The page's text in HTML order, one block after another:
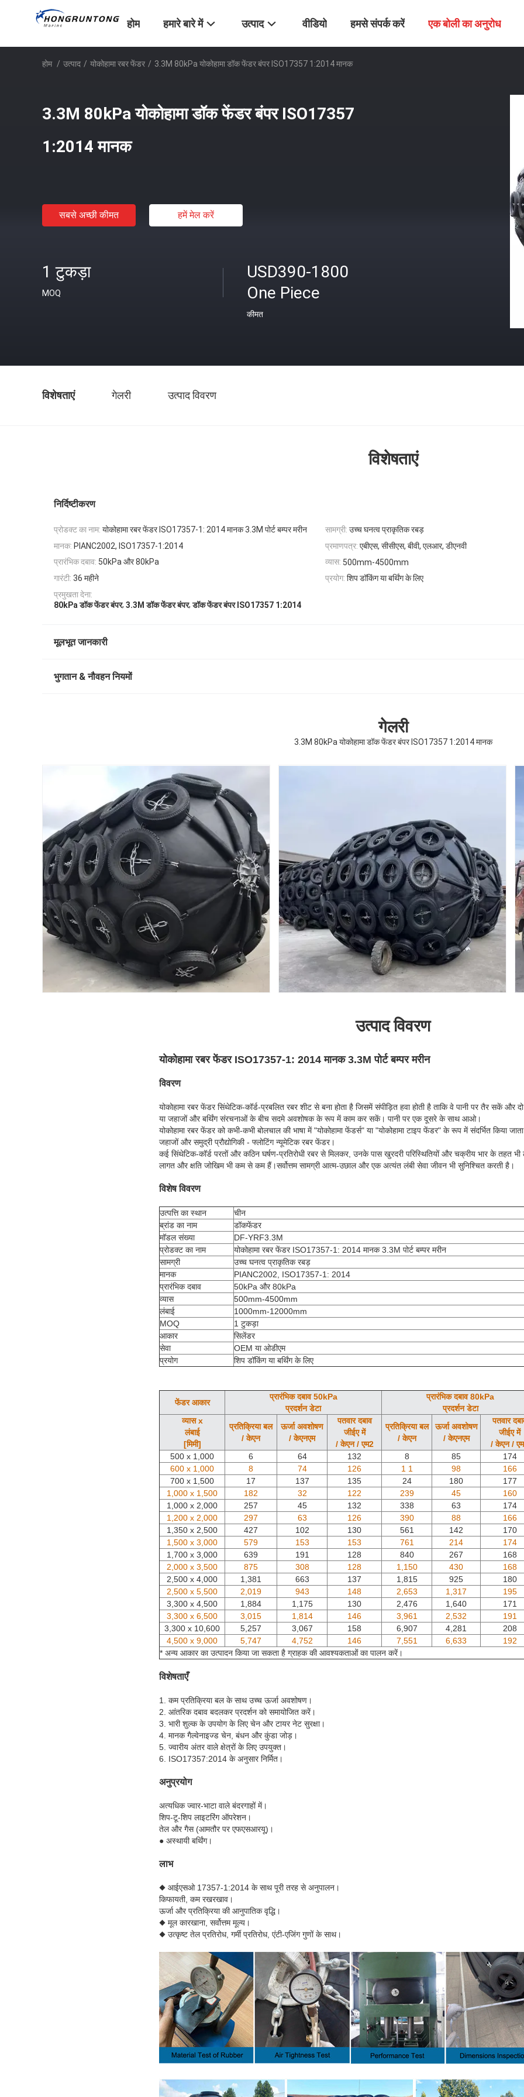
होम हमारे बारे में उत्पाद वीडियो हमसे संपर्क करें एक बोली का अनुरोध
होम / उत्पाद / योकोहामा रबर फेंडर / 3.3M 80kPa योकोहामा डॉक फेंडर बंपर ISO17357 1:2014 मानक
3.3M 80kPa योकोहामा डॉक फेंडर बंपर ISO17357
1:2014 मानक
सबसे अच्छी कीमत हमें मेल करें
1 टुकड़ा
MOQ
USD390-1800
One Piece
कीमत
विशेषताएं गेलरी उत्पाद विवरण
विशेषताएं
निर्दिष्टीकरण
प्रोडक्ट का नाम: योकोहामा रबर फेंडर ISO17357-1: 2014 मानक 3.3M पोर्ट बम्पर मरीन सामग्री: उच्च घनत्व प्राकृतिक रबड़
मानक: PIANC2002, ISO17357-1:2014 प्रमाणपत्र: एबीएस, सीसीएस, बीवी, एलआर, डीएनवी
प्रारंभिक दबाव: 50kPa और 80kPa व्यास: 500mm-4500mm
गारंटी: 36 महीने प्रयोग: शिप डॉकिंग या बर्थिंग के लिए
प्रमुखता देना:
80kPa डॉक फेंडर बंपर, 3.3M डॉक फेंडर बंपर,डॉक फेंडर बंपर ISO17357 1:2014
मूलभूत जानकारी
भुगतान & नौवहन नियमों
गेलरी
3.3M 80kPa योकोहामा डॉक फेंडर बंपर ISO17357 1:2014 मानक
उत्पाद विवरण
योकोहामा रबर फेंडर ISO17357-1: 2014 मानक 3.3M पोर्ट बम्पर मरीन
विवरण
योकोहामा रबर फेंडर सिंथेटिक-कॉर्ड-प्रबलित रबर शीट से बना होता है जिसमें संपीड़ित हवा होती है ताकि वे पानी पर तैर सकें
या जहाजों और बर्थिंग संरचनाओं के बीच सदमे अवशोषक के रूप में काम कर सकें। पानी पर एक दूसरे के साथ आओ।
योकोहामा रबर फेंडर को कभी-कभी बोलचाल की भाषा में "योकोहामा फेंडर्स" या "योकोहामा टाइप फेंडर" के रूप में संदर्भित
जहाजों और समुद्री प्रौद्योगिकी - फ्लोटिंग न्यूमेटिक रबर फेंडर।
कई सिंथेटिक-कॉर्ड परतों और कठिन घर्षण-प्रतिरोधी रबर से मिलकर, उनके पास खुरदरी परिस्थितियों और चक्रीय भार के तहत भी
लागत और क्षति जोखिम भी कम से कम हैं।सर्वोत्तम सामग्री आत्म-उछाल और एक अत्यंत लंबी सेवा जीवन भी सुनिश्चित करती है।
विशेष विवरण
उत्पत्ति का स्थान
चीन
ब्रांड का नाम
डॉकफेंडर
मॉडल संख्या
DF-YRF3.3M
प्रोडक्ट का नाम
योकोहामा रबर फेंडर ISO17357-1: 2014 मानक 3.3M पोर्ट बम्पर मरीन
सामग्री
उच्च घनत्व प्राकृतिक रबड़
मानक
PIANC2002, ISO17357-1: 2014
प्रारंभिक दबाव
50kPa और 80kPa
व्यास
500mm-4500mm
लंबाई
1000mm-12000mm
MOQ
1 टुकड़ा
आकार
सिलेंडर
सेवा
OEM या ओडीएम
प्रयोग
शिप डॉकिंग या बर्थिंग के लिए
फेंडर आकार
प्रारंभिक दबाव 50kPa
प्रदर्शन डेटा
प्रारंभिक दबाव 80kPa
प्रदर्शन डेटा
व्यास x
लंबाई
[मिमी]
प्रतिक्रिया बल
/ केएन
ऊर्जा अवशोषण
/ केएनएम
पतवार दबाव
जीईए में
/ केएन / एम2
प्रतिक्रिया बल
/ केएन
ऊर्जा अवशोषण
/ केएनएम
पतवार
जीईए में
/ केएन /
500 x 1,000
6 64 132 8 85
174
600 x 1,000
8 74 126 1 1 98
166
700 x 1,500
17 137 135 24 180
177
1,000 x 1,500
182 32 122 239 45
160
1,000 x 2,000
257 45 132 338 63
174
1,200 x 2,000
297 63 126 390 88
166
1,350 x 2,500
427 102 130 561 142
170
1,500 x 3,000
579 153 153 761 214
174
1,700 x 3,000
639 191 128 840 267
168
2,000 x 3,500
875 308 128 1,150 430
168
2,500 x 4,000
1,381 663 137 1,815 925
180
2,500 x 5,500
2,019 943 148 2,653 1,317
195
3,300 x 4,500
1,884 1,175 130 2,476 1,640
171
3,300 x 6,500
3,015 1,814 146 3,961 2,532
191
3,300 x 10,600
5,257 3,067 158 6,907 4,281
208
4,500 x 9,000
5,747 4,752 146 7,551 6,633
192
* अन्य आकार का उत्पादन किया जा सकता है ग्राहक की आवश्यकताओं का पालन करें।
विशेषताएँ
1. कम प्रतिक्रिया बल के साथ उच्च ऊर्जा अवशोषण।
2. आंतरिक दबाव बदलकर प्रदर्शन को समायोजित करें।
3. भारी शुल्क के उपयोग के लिए चेन और टायर नेट सुरक्षा।
4. मानक गैल्वेनाइज्ड चेन, बंधन और कुंडा जोड़।
5. ज्वारीय अंतर वाले क्षेत्रों के लिए उपयुक्त।
6. ISO17357:2014 के अनुसार निर्मित।
अनुप्रयोग
अत्यधिक ज्वार-भाटा वाले बंदरगाहों में।
शिप-टू-शिप लाइटरिंग ऑपरेशन।
तेल और गैस (आमतौर पर एफएसआरयू)।
● अस्थायी बर्थिंग।
लाभ
◆ आईएसओ 17357-1:2014 के साथ पूरी तरह से अनुपालन।
किफायती, कम रखरखाव।
ऊर्जा और प्रतिक्रिया की आनुपातिक वृद्धि।
◆ मूल कारखाना, सर्वोत्तम मूल्य।
◆ उत्कृष्ट तेल प्रतिरोध, गर्मी प्रतिरोध, एंटी-एजिंग गुणों के साथ।